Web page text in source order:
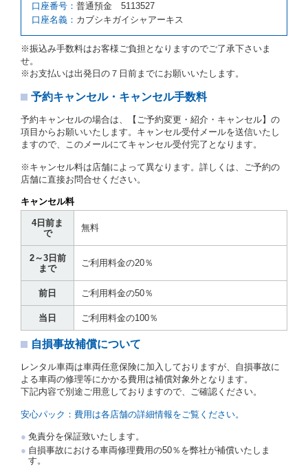
当社及び借受人は、予約が取り消され、又は貸渡契約
が締結されなかったことについて、第４条及び第５条
に定める場合を除き、相互に何らの請求をしないもの
とします。
第３章／貸 渡 し
第７条（貸渡契約の締結）
借受人は第２条第１項に定める借受条件を明示し、当
社はこの約款、料金表等により貸渡条件を明示して、
貸渡契約を締結するものとします。ただし、貸し渡す
ことができるレンタカーがない場合又は借受人若しく
は運転者が第８条第１項若しくは第２項各号のいずれ
かに該当する場合を除きます。
１項に定める貸渡料金を支払うものとします。
運転者は、貸渡契約の締結にあたり、約款及び細則で
運転者の義務と定められた事項を遵守するものとしま
す。
当社は、監督官庁の基本通達（注１）に基づき、貸渡
簿(貸渡原票)及び第１３条第１項に規定する貸渡証に
運転者の氏名、住所、運転免許の種類及び運転免許証
（注２）の番号を記載し、又は運転者の運転免許証の
写しを添付するため、貸渡契約の締結にあたり、借受
人に対し、借受人の指定する運転者（以下「運転者」
といいます。）の運転免許証の提示を求めるほか、そ
の写しの提出を求めることがあります。この場合、借
を提示し、借受人と運転者が異なるときはその運転者
の運転免許証を提示するものとします。
注１）監督官庁の基本通達とは、国土交通省自動車
旅第138号 平成7年6月13日）の２．(10)及び(11)の
ことをいいます。
注２）運転免許証とは、道路交通法第９２条に規定
される運転免許証のうち、道路交通法施行規則第１
口座番号： 普通預金 5113527
口座名義： カブシキガイシャアーキス
※振込み手数料はお客様ご負担となりますのでご了承下さいま
せ。
※お支払いは出発日の７日前までにお願いいたします。
予約キャンセル・キャンセル手数料
予約キャンセルの場合は、【ご予約変更・紹介・キャンセル】の
項目からお願いいたします。キャンセル受付メールを送信いたし
ますので、このメールにてキャンセル受付完了となります。
※キャンセル料は店舗によって異なります。詳しくは、ご予約の
店舗に直接お問合せください。
キャンセル料
4日前ま
で
無料
2～3日前
まで
ご利用料金の20％
前日 ご利用料金の50％
当日 ご利用料金の100％
自損事故補償について
レンタル車両は車両任意保険に加入しておりますが、自損事故に
よる車両の修理等にかかる費用は補償対象外となります。
下記内容で別途ご用意しておりますので、ご確認ください。
安心パック：費用は各店舗の詳細情報をご覧ください。
免責分を保証致いたします。
自損事故における車両修理費用の50％を弊社が補償いたしま
す。